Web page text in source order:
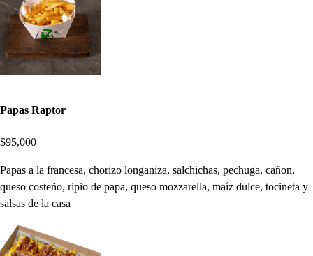
Papas Raptor
$95,000
Papas a la francesa, chorizo longaniza, salchichas, pechuga, cañon,
queso costeño, ripio de papa, queso mozzarella, maíz dulce, tocineta y
salsas de la casa